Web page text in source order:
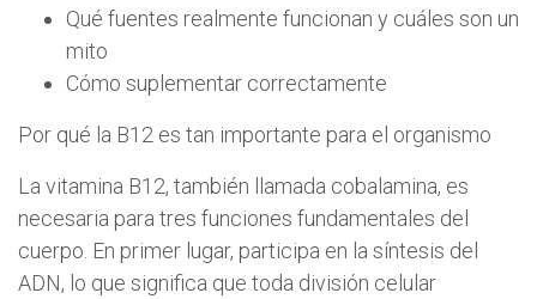
Qué fuentes realmente funcionan y cuáles son un
mito
Cómo suplementar correctamente
Por qué la B12 es tan importante para el organismo
La vitamina B12, también llamada cobalamina, es
necesaria para tres funciones fundamentales del
cuerpo. En primer lugar, participa en la síntesis del
ADN, lo que significa que toda división celular